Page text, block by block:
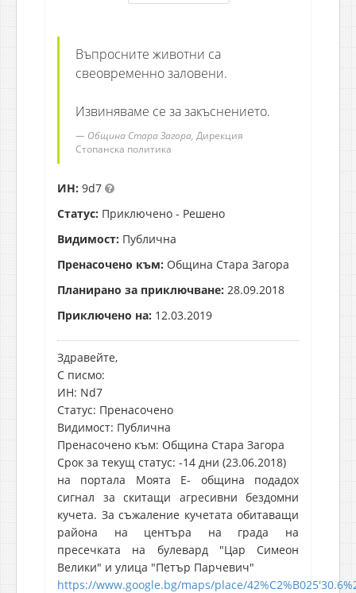
Въпросните животни са
свеовременно заловени.
Извиняваме се за закъснението.
Община Стара Загора, Дирекция
Стопанска политика
ИН: 9d7
Статус: Приключено - Решено
Видимост: Публична
Пренасочено към: Община Стара Загора
Планирано за приключване: 28.09.2018
Приключено на: 12.03.2019
Здравейте,
С писмо:
ИН: Nd7
Статус: Пренасочено
Видимост: Публична
Пренасочено към: Община Стара Загора
Срок за текущ статус: -14 дни (23.06.2018)
на портала Моята Е- община подадох
сигнал за скитащи агресивни бездомни
кучета. За съжаление кучетата обитаващи
района на центъра на града на
пресечката на булевард "Цар Симеон
Велики" и улица "Петър Парчевич"
https://www.google.bg/maps/place/